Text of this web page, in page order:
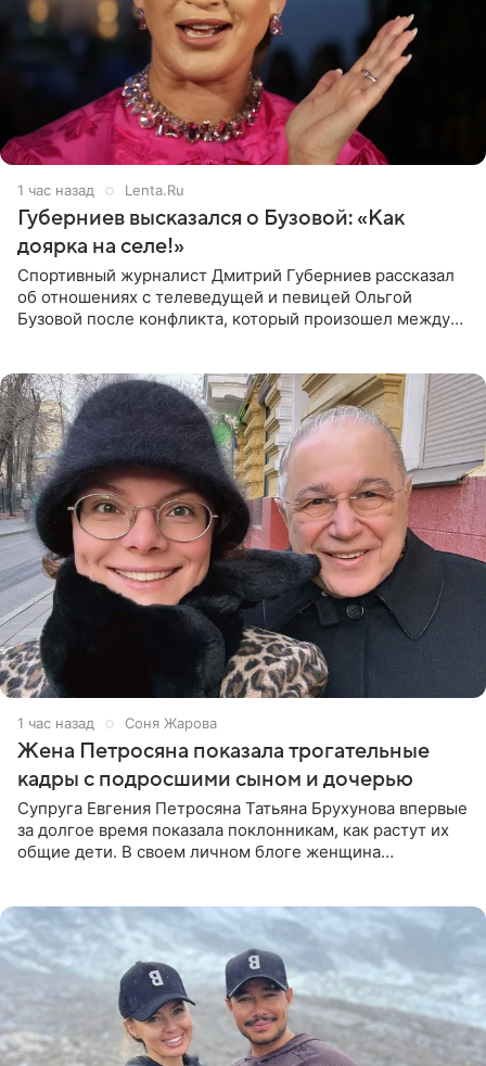
1 час назад Lenta.Ru
Губерниев высказался о Бузовой: «Как
доярка на селе!»
Спортивный журналист Дмитрий Губерниев рассказал
об отношениях с телеведущей и певицей Ольгой
Бузовой после конфликта, который произошел между
1 час назад Соня Жарова
Жена Петросяна показала трогательные
кадры с подросшими сыном и дочерью
Супруга Евгения Петросяна Татьяна Брухунова впервые
за долгое время показала поклонникам, как растут их
общие дети. В своем личном блоге женщина